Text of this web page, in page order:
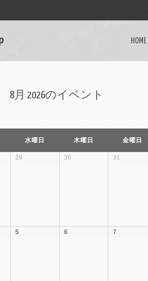
HOME
8月 2026のイベント
水曜日 木曜日 金曜日
29 30 31
5 6 7